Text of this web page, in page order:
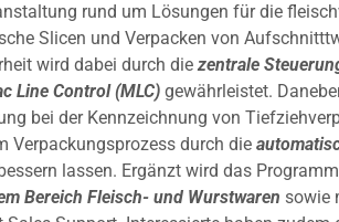
rund um Lösungen für die
Slicen und Verpacken von
wird dabei durch diezentrale
Line Control (MLC) gewährleistet.
bei der Kennzeichnung von
Verpackungsprozess durch die
lassen. Ergänzt wird das
Bereich Fleisch- und Wurstwaren sowie